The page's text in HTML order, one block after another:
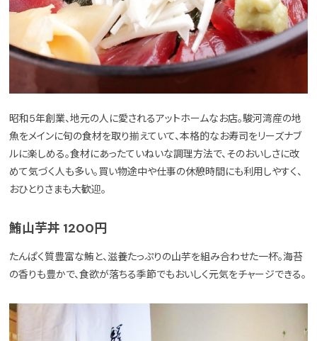
昭和5年創業、地元の人に愛されるアットホームなお店。駿河湾産の地
魚をメインに旬の食材を取り揃えていて、本格的なお寿司をリーズナブ
ルに楽しめる。食材にあったていねいな調理方法で、そのおいしさに改
めて気づく人も多い。買い物途中や仕事の休憩時間にも利用しやすく、
おひとりさまも大歓迎。
鮪山芋丼 1200円
たんぱく質豊富な鮪と、滋養たっぷりの山芋を組み合わせた一杯。海苔
の香りも豊かで、食欲が落ちる季節でもおいしく元気をチャージできる。